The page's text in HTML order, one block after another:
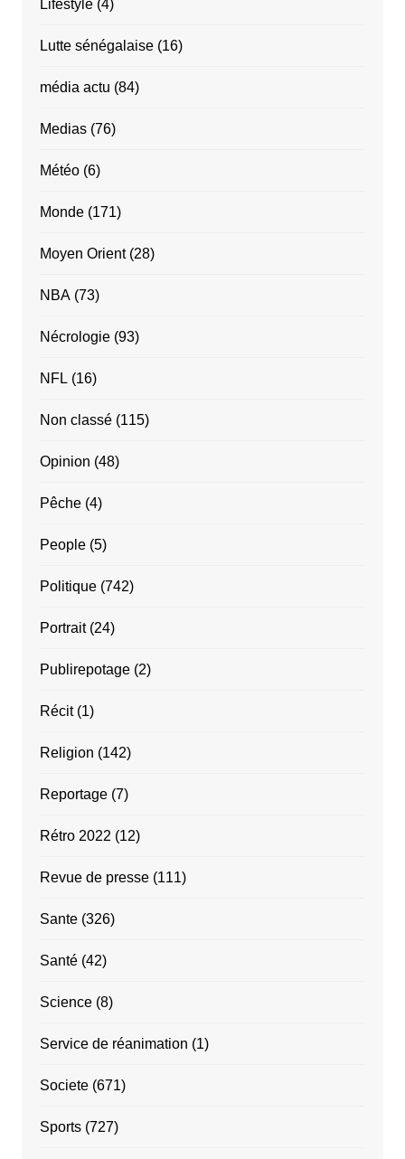
Lifestyle(4)
Lutte sénégalaise(16)
média actu (84)
Medias(76)
Météo(6)
Monde(171)
Moyen Orient(28)
NBA(73)
Nécrologie(93)
NFL (16)
Non classé(115)
Opinion (48)
Pêche(4)
People(5)
Politique(742)
Portrait(24)
Publirepotage(2)
Récit(1)
Religion (142)
Reportage(7)
Rétro 2022 (12)
Revue de presse(111)
Sante(326)
Santé(42)
Science(8)
Service de réanimation (1)
Societe(671)
Sports(727)